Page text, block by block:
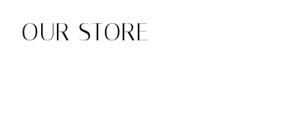
OUR STORE